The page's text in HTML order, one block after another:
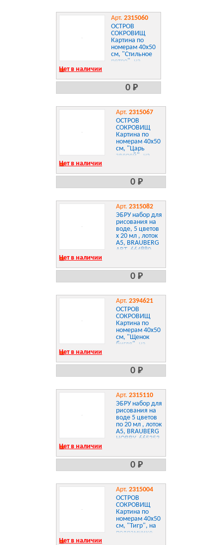
Арт. 2315060
ОСТРОВ
СОКРОВИЩ
Картина по
номерам 40х50
см, "Стильное
ретро", на
663341
Нет в наличии
0 Р
Арт. 2315067
ОСТРОВ
СОКРОВИЩ
Картина по
номерам 40х50
см, "Царь
зверей", на
663359
Нет в наличии
0 Р
Арт. 2315082
ЭБРУ набор для
рисования на
воде, 5 цветов
х 20 мл , лоток
А5, BRAUBERG
ART, 664880
Нет в наличии
0 Р
Арт. 2394621
ОСТРОВ
СОКРОВИЩ
Картина по
номерам 40х50
см, "Щенок
бигля", на
краски, 3
кисти, 662476
Нет в наличии
0 Р
Арт. 2315110
ЭБРУ набор для
рисования на
воде 5 цветов
по 20 мл , лоток
А5, BRAUBERG
HOBBY, 665353
Нет в наличии
0 Р
Арт. 2315004
ОСТРОВ
СОКРОВИЩ
Картина по
номерам 40х50
см, "Тигр", на
подрамнике,
Нет в наличии